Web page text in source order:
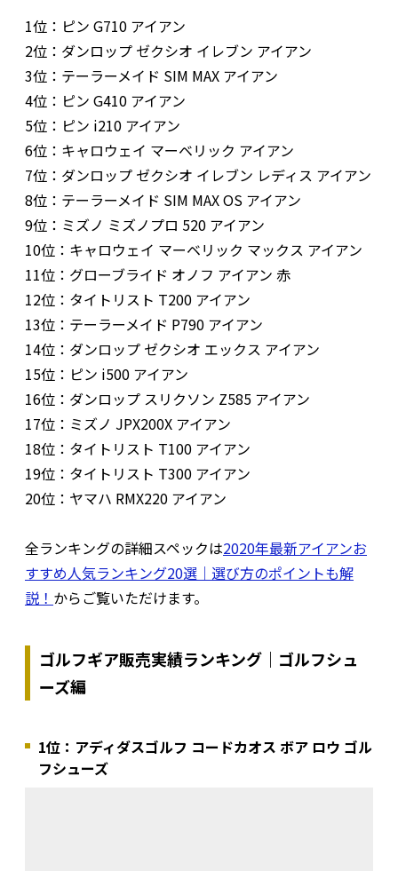
1位：ピン G710 アイアン
2位：ダンロップ ゼクシオ イレブン アイアン
3位：テーラーメイド SIM MAX アイアン
4位：ピン G410 アイアン
5位：ピン i210 アイアン
6位：キャロウェイ マーベリック アイアン
7位：ダンロップ ゼクシオ イレブン レディス アイアン
8位：テーラーメイド SIM MAX OS アイアン
9位：ミズノ ミズノプロ 520 アイアン
10位：キャロウェイ マーベリック マックス アイアン
11位：グローブライド オノフ アイアン 赤
12位：タイトリスト T200 アイアン
13位：テーラーメイド P790 アイアン
14位：ダンロップ ゼクシオ エックス アイアン
15位：ピン i500 アイアン
16位：ダンロップ スリクソン Z585 アイアン
17位：ミズノ JPX200X アイアン
18位：タイトリスト T100 アイアン
19位：タイトリスト T300 アイアン
20位：ヤマハ RMX220 アイアン
全ランキングの詳細スペックは2020年最新アイアンお
すすめ人気ランキング20選｜選び方のポイントも解
説！ からご覧いただけます。
ゴルフギア販売実績ランキング｜ゴルフシュ
ーズ編
1位：アディダスゴルフ コードカオス ボア ロウ ゴル
フシューズ